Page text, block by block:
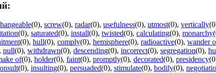
(0), screw(0), radar(0), usefulness(0), utmost(0), vertically
(0), saturated(0), install(0), twisted(0), calculating(0), monarchy
(0), hull(0), comply(0), hemisphere(0), radioactive(0), wander
, null(0), withdrawn(0), descending(0), incorrect(0), segregation(0),
of(0), holder(0), faint(0), promptly(0), decorated(0), presidency
(0), insulting(0), persuaded(0), stimulate(0), bodily(0),